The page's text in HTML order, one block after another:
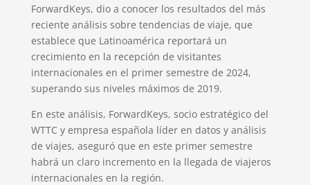
ForwardKeys, dio a conocer los resultados del más
reciente análisis sobre tendencias de viaje, que
establece que Latinoamérica reportará un
crecimiento en la recepción de visitantes
internacionales en el primer semestre de 2024,
superando sus niveles máximos de 2019.
En este análisis, ForwardKeys, socio estratégico del
WTTC y empresa española líder en datos y análisis
de viajes, aseguró que en este primer semestre
habrá un claro incremento en la llegada de viajeros
internacionales en la región.